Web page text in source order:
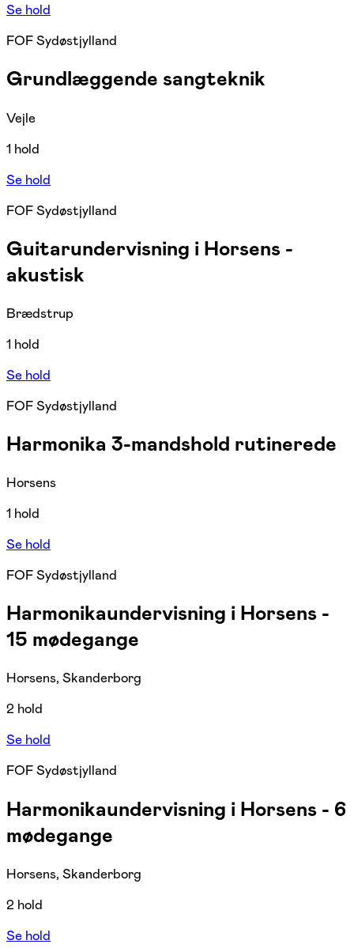
Se hold
FOF Sydøstjylland
Grundlæggende sangteknik
Vejle
1 hold
Se hold
FOF Sydøstjylland
Guitarundervisning i Horsens -
akustisk
Brædstrup
1 hold
Se hold
FOF Sydøstjylland
Harmonika 3-mandshold rutinerede
Horsens
1 hold
Se hold
FOF Sydøstjylland
Harmonikaundervisning i Horsens -
15 mødegange
Horsens, Skanderborg
2 hold
Se hold
FOF Sydøstjylland
Harmonikaundervisning i Horsens - 6
mødegange
Horsens, Skanderborg
2 hold
Se hold